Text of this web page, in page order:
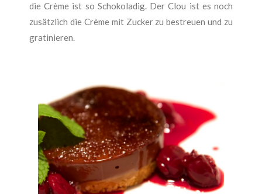
die Crème ist so Schokoladig. Der Clou ist es noch
zusätzlich die Crème mit Zucker zu bestreuen und zu
gratinieren.